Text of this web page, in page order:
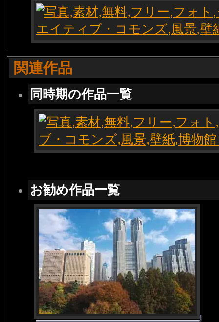
関連作品
同時期の作品一覧
お勧め作品一覧